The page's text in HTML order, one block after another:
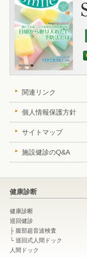
関連リンク
個人情報保護方針
サイトマップ
施設健診のQ&A
健康診断
健康診断
巡回健診
├ 腹部超音波検査
└ 巡回式人間ドック
人間ドック